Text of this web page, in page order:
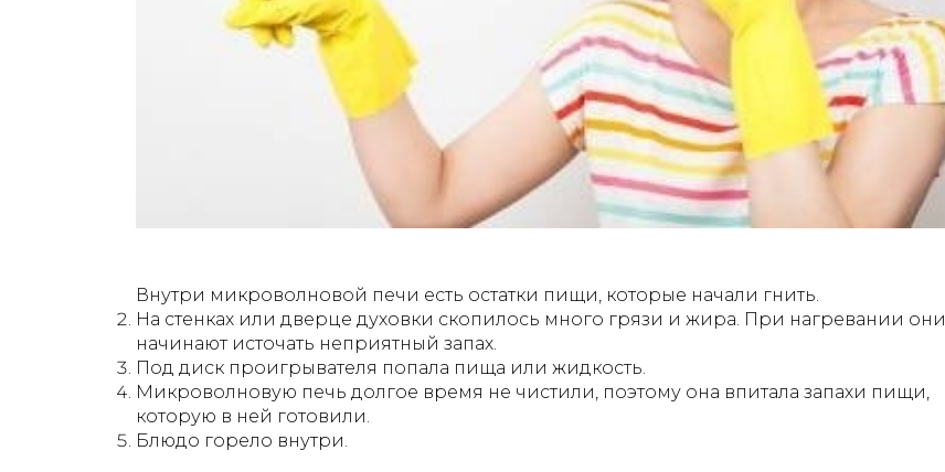
Внутри микроволновой печи есть остатки пищи, которые начали гнить.
На стенках или дверце духовки скопилось много грязи и жира. При нагревании они
начинают источать неприятный запах.
Под диск проигрывателя попала пища или жидкость.
Микроволновую печь долгое время не чистили, поэтому она впитала запахи пищи,
которую в ней готовили.
Блюдо горело внутри.